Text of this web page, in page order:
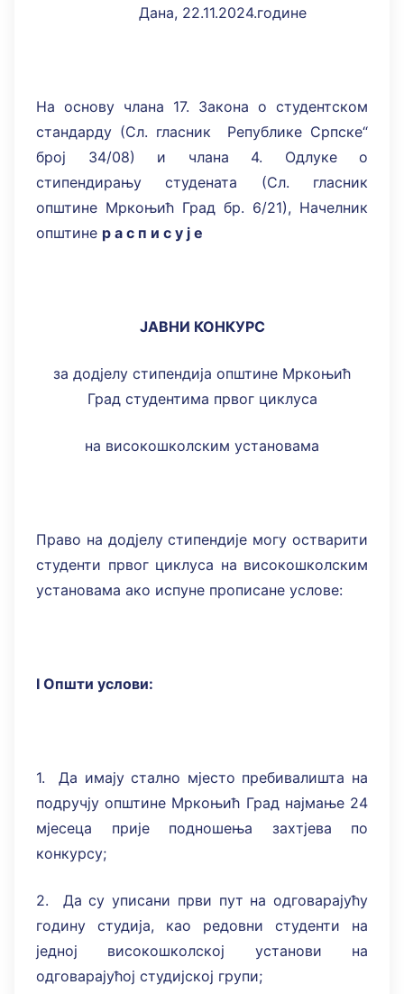
Дана, 22.11.2024.године
На основу члана 17. Закона о студентском
стандарду (Сл. гласник Републике Српске“
број 34/08) и члана 4. Одлуке о
стипендирању студената (Сл. гласник
општине Мркоњић Град бр. 6/21), Начелник
општине р а с п и с у ј е
ЈАВНИ КОНКУРС
за додјелу стипендија општине Мркоњић
Град студентима првог циклуса
на високошколским установама
Право на додјелу стипендије могу остварити
студенти првог циклуса на високошколским
установама ако испуне прописане услове:
I Општи услови:
1. Да имају стално мјесто пребивалишта на
подручју општине Мркоњић Град најмање 24
мјесеца прије подношења захтјева по
конкурсу;
2. Да су уписани први пут на одговарајућу
годину студија, као редовни студенти на
једној високошколској установи на
одговарајућој студијској групи;